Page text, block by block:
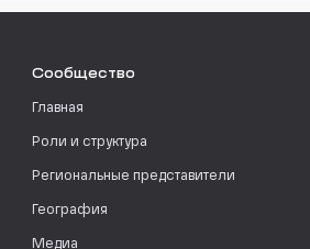
Сообщество
Главная
Роли и структура
Региональные представители
География
Медиа